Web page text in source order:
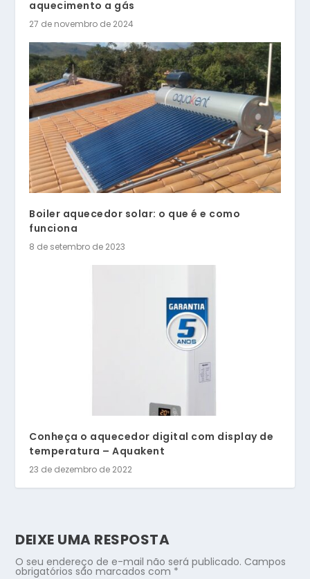
aquecimento a gás
27 de novembro de 2024
Boiler aquecedor solar: o que é e como
funciona
8 de setembro de 2023
Conheça o aquecedor digital com display de
temperatura – Aquakent
23 de dezembro de 2022
DEIXE UMA RESPOSTA
O seu endereço de e-mail não será publicado. Campos
obrigatórios são marcados com *